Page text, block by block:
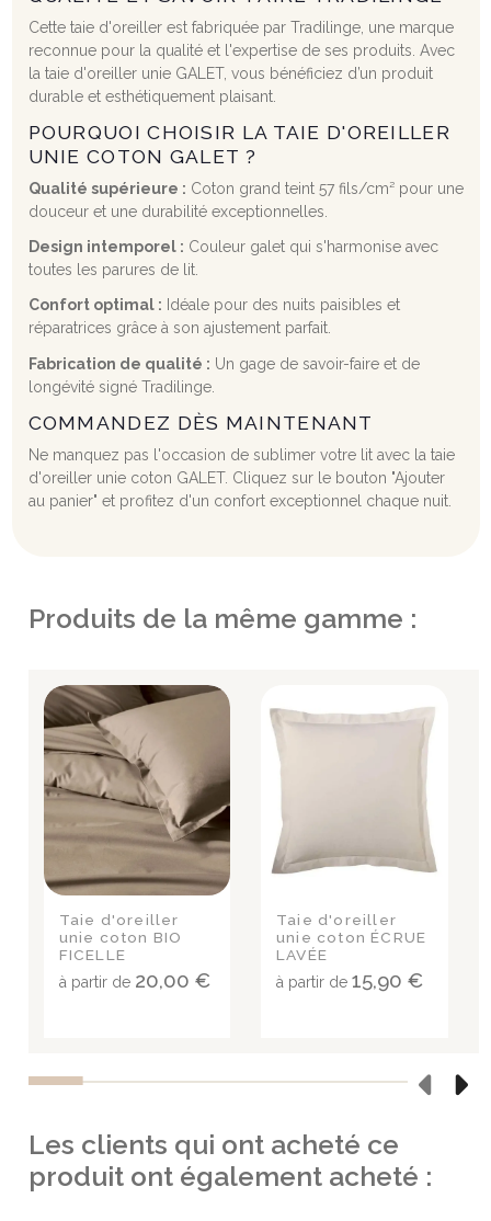
Cette taie d'oreiller est fabriquée par Tradilinge, une marque
reconnue pour la qualité et l'expertise de ses produits. Avec
la taie d'oreiller unie GALET, vous bénéficiez d’un produit
durable et esthétiquement plaisant.
POURQUOI CHOISIR LA TAIE D'OREILLER
UNIE COTON GALET ?
Qualité supérieure : Coton grand teint 57 fils/cm² pour une
douceur et une durabilité exceptionnelles.
Design intemporel : Couleur galet qui s'harmonise avec
toutes les parures de lit.
Confort optimal : Idéale pour des nuits paisibles et
réparatrices grâce à son ajustement parfait.
Fabrication de qualité : Un gage de savoir-faire et de
longévité signé Tradilinge.
COMMANDEZ DÈS MAINTENANT
Ne manquez pas l'occasion de sublimer votre lit avec la taie
d'oreiller unie coton GALET. Cliquez sur le bouton "Ajouter
au panier" et profitez d'un confort exceptionnel chaque nuit.
Produits de la même gamme :
Taie d'oreiller
unie coton BIO
FICELLE
à partir de 20,00 €
Taie d'oreiller
unie coton ÉCRUE
LAVÉE
à partir de 15,90 €
Les clients qui ont acheté ce
produit ont également acheté :